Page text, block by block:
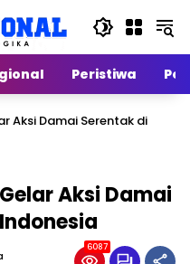
Peristiwa
Aksi Damai Serentak di
Aksi Damai
6087